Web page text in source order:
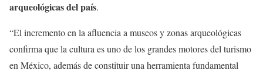
arqueológicas del país.
“El incremento en la afluencia a museos y zonas arqueológicas
confirma que la cultura es uno de los grandes motores del turismo
en México, además de constituir una herramienta fundamental